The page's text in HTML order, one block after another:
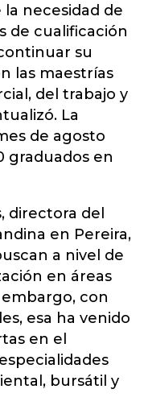
necesidad de
de cualificación
su
las maestrías
del trabajo y
La
de agosto
graduados en
directora del
en Pereira,
a nivel de
en áreas
con
esa ha venido
en el
bursátil y